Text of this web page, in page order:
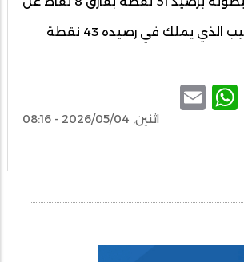
الذي يملك في رصيده 43 نقطة
Twitter
WhatsApp
اثنين, 2026/05/04 - 08:16